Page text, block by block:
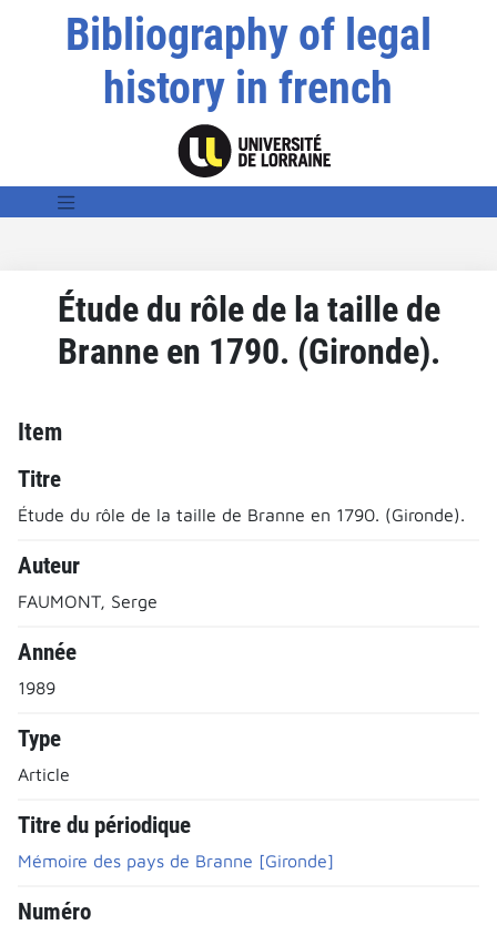
Bibliography of legal
history in french
Étude du rôle de la taille de
Branne en 1790. (Gironde).
Item
Titre
Étude du rôle de la taille de Branne en 1790. (Gironde).
Auteur
FAUMONT, Serge
Année
1989
Type
Article
Titre du périodique
Mémoire des pays de Branne [Gironde]
Numéro